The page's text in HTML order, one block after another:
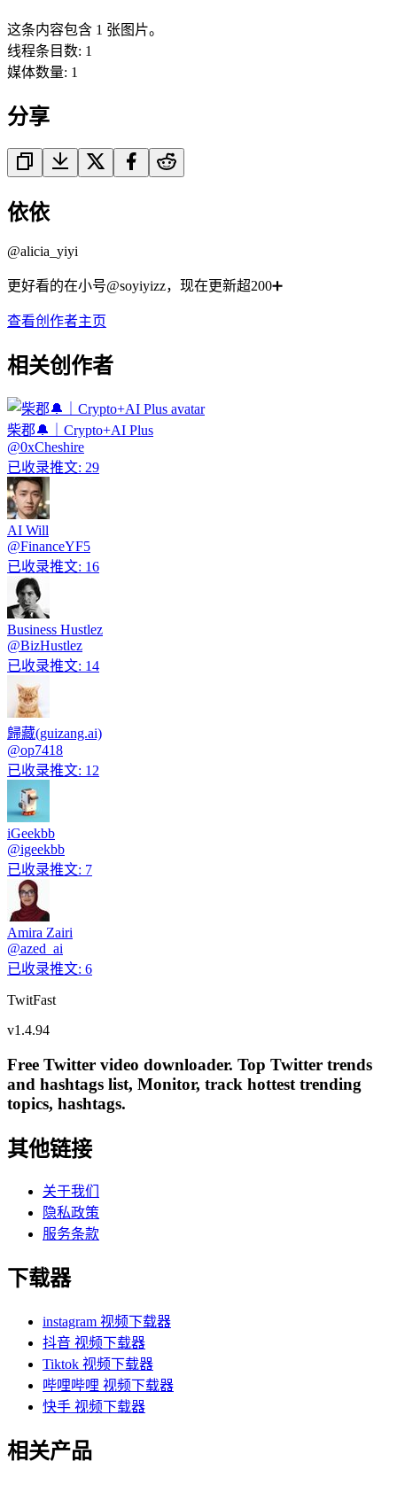
这条内容包含 1 张图片。
线程条目数: 1
媒体数量: 1
分享
依依
@alicia_yiyi
更好看的在小号@soyiyizz，现在更新超200➕
查看创作者主页
相关创作者
柴郡🔔｜Crypto+AI Plus
@0xCheshire
已收录推文: 29
AI Will
@FinanceYF5
已收录推文: 16
Business Hustlez
@BizHustlez
已收录推文: 14
歸藏(guizang.ai)
@op7418
已收录推文: 12
iGeekbb
@igeekbb
已收录推文: 7
Amira Zairi
@azed_ai
已收录推文: 6
TwitFast
v1.4.94
Free Twitter video downloader. Top Twitter trends
and hashtags list, Monitor, track hottest trending
topics, hashtags.
其他链接
关于我们
隐私政策
服务条款
下载器
instagram 视频下载器
抖音 视频下载器
Tiktok 视频下载器
哔哩哔哩 视频下载器
快手 视频下载器
相关产品